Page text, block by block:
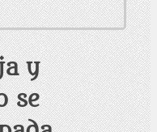
y
se